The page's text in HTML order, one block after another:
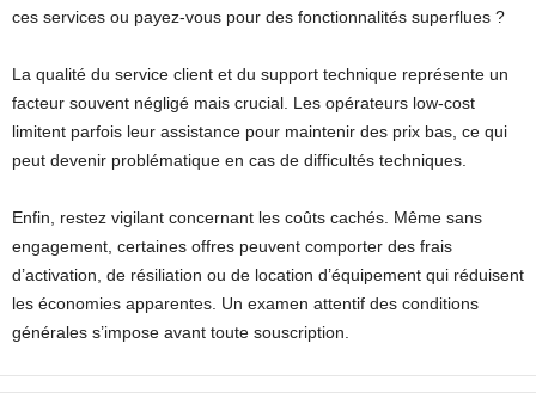
ces services ou payez-vous pour des fonctionnalités superflues ?
La qualité du service client et du support technique représente un
facteur souvent négligé mais crucial. Les opérateurs low-cost
limitent parfois leur assistance pour maintenir des prix bas, ce qui
peut devenir problématique en cas de difficultés techniques.
Enfin, restez vigilant concernant les coûts cachés. Même sans
engagement, certaines offres peuvent comporter des frais
d’activation, de résiliation ou de location d’équipement qui réduisent
les économies apparentes. Un examen attentif des conditions
générales s’impose avant toute souscription.